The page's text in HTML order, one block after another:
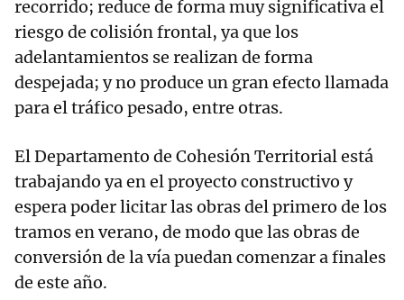
recorrido; reduce de forma muy significativa el
riesgo de colisión frontal, ya que los
adelantamientos se realizan de forma
despejada; y no produce un gran efecto llamada
para el tráfico pesado, entre otras.
El Departamento de Cohesión Territorial está
trabajando ya en el proyecto constructivo y
espera poder licitar las obras del primero de los
tramos en verano, de modo que las obras de
conversión de la vía puedan comenzar a finales
de este año.